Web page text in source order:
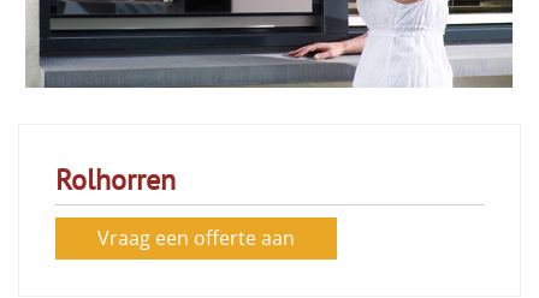
Rolhorren
Vraag een offerte aan